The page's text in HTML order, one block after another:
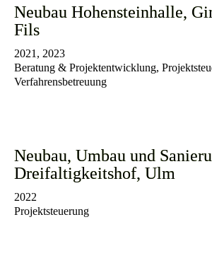
Neubau Hohensteinhalle,
Fils
2021, 2023
Beratung & Projektentwicklung,
Verfahrensbetreuung
Neubau, Umbau und
Dreifaltigkeitshof, Ulm
2022
Projektsteuerung